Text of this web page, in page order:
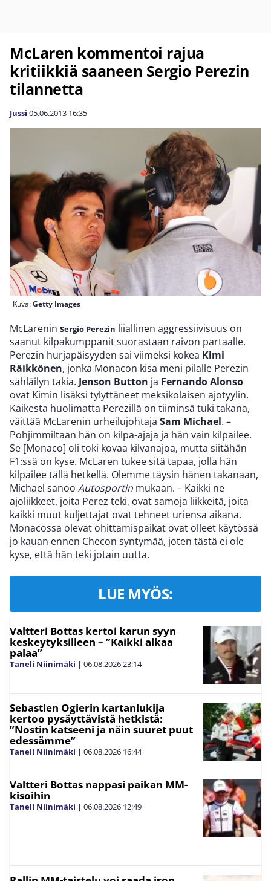
McLaren kommentoi rajua
kritiikkiä saaneen Sergio Perezin
tilannetta
Jussi 05.06.2013 16:35
Kuva:Getty Images
McLarenin Sergio Perezin liiallinen aggressiivisuus on
saanut kilpakumppanit suorastaan raivon partaalle.
Perezin hurjapäisyyden sai viimeksi kokea Kimi
Räikkönen, jonka Monacon kisa meni pilalle Perezin
sähläilyn takia. Jenson Button ja Fernando Alonso
ovat Kimin lisäksi tylyttäneet meksikolaisen ajotyylin.
Kaikesta huolimatta Perezillä on tiiminsä tuki takana,
väittää McLarenin urheilujohtaja Sam Michael. –
Pohjimmiltaan hän on kilpa-ajaja ja hän vain kilpailee.
Se [Monaco] oli toki kovaa kilvanajoa, mutta siitähän
F1:ssä on kyse. McLaren tukee sitä tapaa, jolla hän
kilpailee tällä hetkellä. Olemme täysin hänen takanaan,
Michael sanoo Autosportin mukaan. – Kaikki ne
ajoliikkeet, joita Perez teki, ovat samoja liikkeitä, joita
kaikki muut kuljettajat ovat tehneet uriensa aikana.
Monacossa olevat ohittamispaikat ovat olleet käytössä
jo kauan ennen Checon syntymää, joten tästä ei ole
kyse, että hän teki jotain uutta.
LUE MYÖS:
Valtteri Bottas kertoi karun syyn
keskeytyksilleen – ”Kaikki alkaa
palaa”
Taneli Niinimäki | 06.08.202623:14
Sebastien Ogierin kartanlukija
kertoo pysäyttävistä hetkistä:
”Nostin katseeni ja näin suuret puut
edessämme”
Taneli Niinimäki | 06.08.2026 16:44
Valtteri Bottas nappasi paikan MM-
kisoihin
Taneli Niinimäki | 06.08.2026 12:49